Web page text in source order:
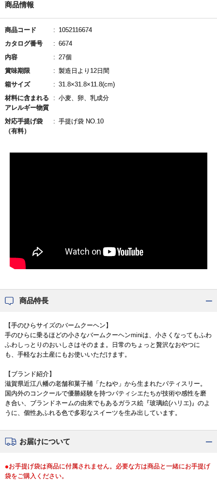
商品情報
商品コード
1052116674
カタログ番号
6674
内容
27個
賞味期限
製造日より12日間
箱サイズ
31.8×31.8×11.8(cm)
材料に含まれる
アレルギー物質
小麦、卵、乳成分
対応手提げ袋
（有料）
手提げ袋 NO.10
商品特長
【手のひらサイズのバームクーヘン】
手のひらに乗るほどの小さなバームクーヘンminiは、小さくなってもふわ
ふわしっとりのおいしさはそのまま。日常のちょっと贅沢なおやつに
も、手軽なお土産にもお使いいただけます。
【ブランド紹介】
滋賀県近江八幡の老舗和菓子補「たねや」から生まれたパティスリー。
国内外のコンクールで優勝経験を持つパティシエたちが技術や感性を磨
き合い、ブランドネームの由来でもあるガラス絵『玻璃絵(ハリエ)』のよ
うに、個性あふれる色で多彩なスイーツを生み出しています。
お届けについて
●お手提げ袋は商品に付属されません。必要な方は商品と一緒にお手提げ
袋をご購入ください。